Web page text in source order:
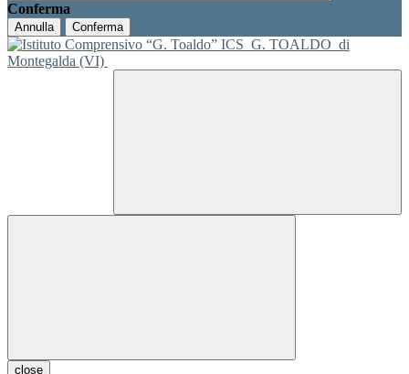
Conferma
Annulla Conferma
ICS G. TOALDO di
Montegalda (VI)
close